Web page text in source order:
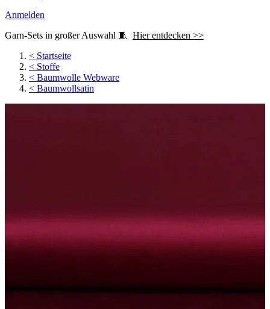
Anmelden
Garn-Sets in großer Auswahl 🧵 Hier entdecken >>
< Startseite
< Stoffe
< Baumwolle Webware
< Baumwollsatin